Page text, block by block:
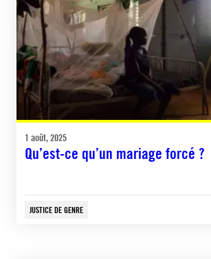
1 août, 2025
Qu’est-ce qu’un mariage forcé ?
JUSTICE DE GENRE